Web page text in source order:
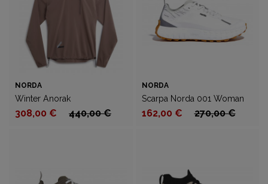
NORDA
Winter Anorak
308,00 € 440,00 €
NORDA
Scarpa Norda 001 Woman
162,00 € 270,00 €